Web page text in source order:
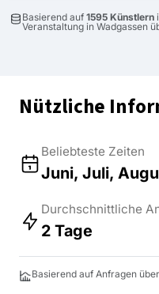
Basierend auf 1595 Künstlern
Veranstaltung in Wadgassen
Nützliche
Beliebteste Zeiten
Juni, Juli,
Durchschnittliche
2 Tage
Basierend auf Anfragen